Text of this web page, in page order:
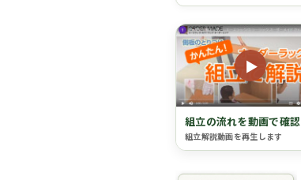
▶
組立の流れを動画で確認
組立解説動画を再生します